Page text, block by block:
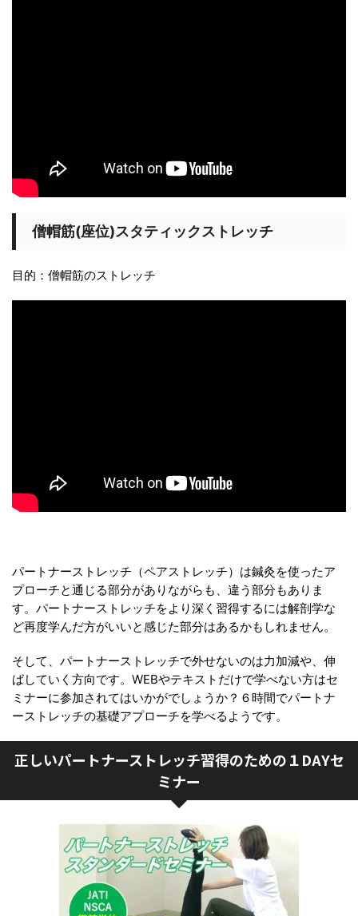
僧帽筋(座位)スタティックストレッチ
目的：僧帽筋のストレッチ
パートナーストレッチ（ペアストレッチ）は鍼灸を使ったア
プローチと通じる部分がありながらも、違う部分もありま
す。パートナーストレッチをより深く習得するには解剖学な
ど再度学んだ方がいいと感じた部分はあるかもしれません。
そして、パートナーストレッチで外せないのは力加減や、伸
ばしていく方向です。WEBやテキストだけで学べない方はセ
ミナーに参加されてはいかがでしょうか？６時間でパートナ
ーストレッチの基礎アプローチを学べるようです。
正しいパートナーストレッチ習得のための１DAYセ
ミナー